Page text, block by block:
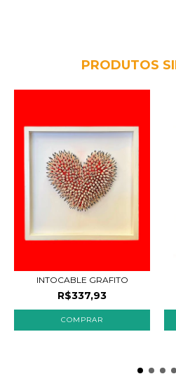
PRODUTOS
INTOCABLE GRAFITO
R$337,93
COMPRAR